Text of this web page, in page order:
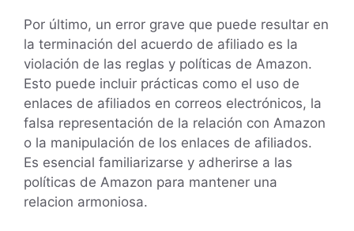
Por último, un error grave que puede resultar en
la terminación del acuerdo de afiliado es la
violación de las reglas y políticas de Amazon.
Esto puede incluir prácticas como el uso de
enlaces de afiliados en correos electrónicos, la
falsa representación de la relación con Amazon
o la manipulación de los enlaces de afiliados.
Es esencial familiarizarse y adherirse a las
políticas de Amazon para mantener una
relacion armoniosa.